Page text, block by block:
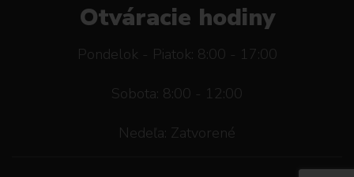
Otváracie hodiny
Pondelok - Piatok: 8:00 - 17:00
Sobota: 8:00 - 12:00
Nedeľa: Zatvorené